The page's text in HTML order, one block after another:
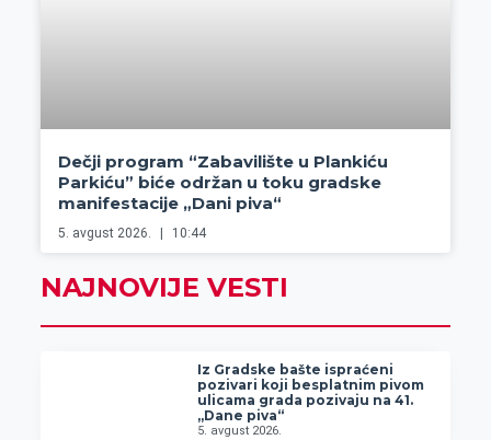
Dečji program “Zabavilište u Plankiću
Parkiću” biće održan u toku gradske
manifestacije „Dani piva“
5. avgust 2026. 10:44
NAJNOVIJE VESTI
Iz Gradske bašte ispraćeni
pozivari koji besplatnim pivom
ulicama grada pozivaju na 41.
„Dane piva“
5. avgust 2026.